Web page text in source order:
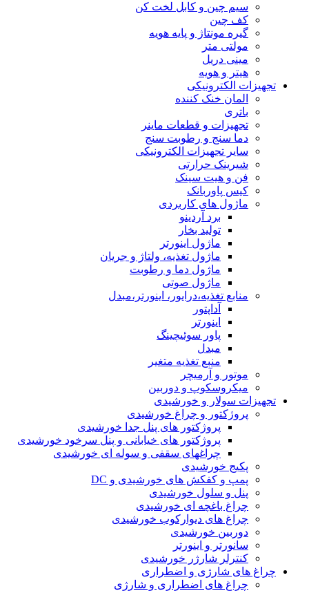
سیم چین و کابل لخت کن
کف چین
گیره مونتاژ و پایه هویه
مولتی متر
مینی دریل
هیتر و هویه
تجهیزات الکترونیکی
المان خنک کننده
باتری
تجهیزات و قطعات ماینر
دما سنج و رطوبت سنج
سایر تجهیزات الکترونیکی
شیرینک حرارتی
فن و هیت سینک
کیس پاوربانک
ماژول های کاربردی
برد آردینو
تولید بخار
ماژول اینورتر
ماژول تغذیه، ولتاژ و جریان
ماژول دما و رطوبت
ماژول صوتی
منابع تغذیه،درایور، اینورتر،مبدل
آداپتور
اینورتر
پاور سوئیچینگ
مبدل
منبع تغذیه متغیر
موتور و آرمیچر
میکروسکوپ و دوربین
تجهیزات سولار و خورشیدی
پروژکتور و چراغ خورشیدی
پروژکتور های پنل جدا خورشیدی
پروژکتور های خیابانی و پنل سرخود خورشیدی
چراغهای سقفی و سوله ای خورشیدی
پکیج خورشیدی
پمپ و کفکش های خورشیدی و DC
پنل و سلول خورشیدی
چراغ باغچه ای خورشیدی
چراغ های دیوارکوب خورشیدی
دوربین خورشیدی
سانورتر و اینورتر
کنترلر شارژر خورشیدی
چراغ های شارژی و اضطراری
چراغ های اضطراری و شارژی